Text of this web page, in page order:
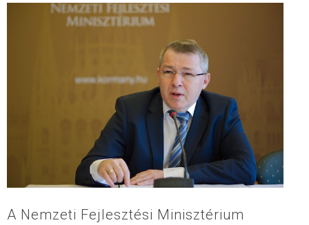
A Nemzeti Fejlesztési Minisztérium